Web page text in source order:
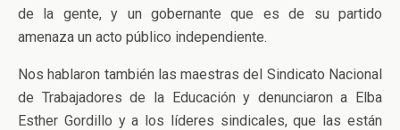
de la gente, y un gobernante que es de su partido
amenaza un acto público independiente.
Nos hablaron también las maestras del Sindicato Nacional
de Trabajadores de la Educación y denunciaron a Elba
Esther Gordillo y a los líderes sindicales, que las están